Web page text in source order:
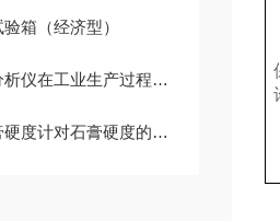
箱（经济型）
工业生产过程中也有重要应用
度计对石膏硬度的测定